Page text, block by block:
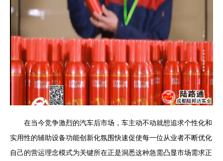
在当今竞争激烈的汽车后市场，车主动不动就想追求个性化和
实用性的辅助设备功能创新化氛围快速促使每一位从业者不断优化
自己的营运理念模式为关键所在正是洞悉这种急需凸显市场需求正